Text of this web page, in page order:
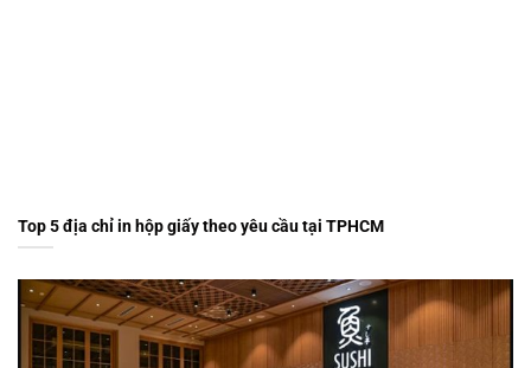
Top 5 địa chỉ in hộp giấy theo yêu cầu tại TPHCM